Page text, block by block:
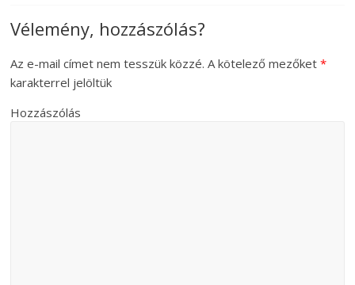
Vélemény, hozzászólás?
Az e-mail címet nem tesszük közzé. A kötelező mezőket*
karakterrel jelöltük
Hozzászólás